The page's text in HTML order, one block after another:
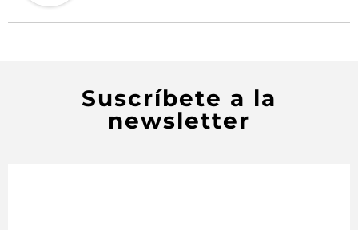
Suscríbete a la
newsletter